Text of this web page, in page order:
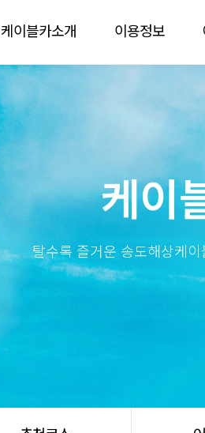
케이블카소개 이용정보
케이
탈수록 즐거운 송도해상케